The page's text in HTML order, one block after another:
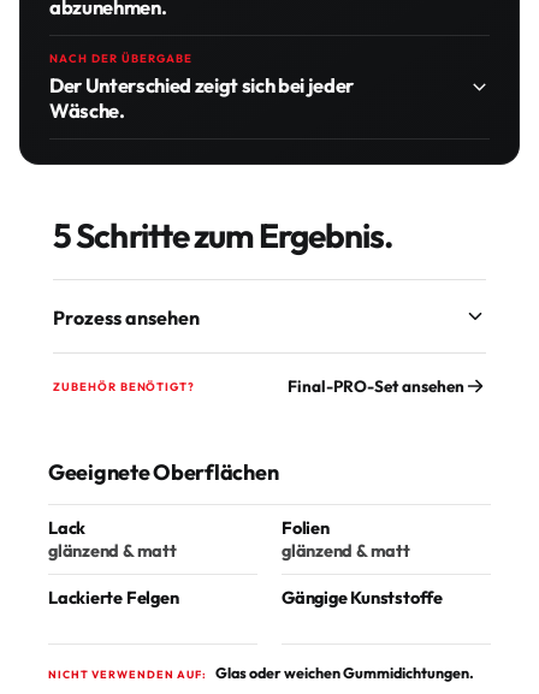
abzunehmen.
NACH DER ÜBERGABE
Der Unterschied zeigt sich bei jeder
Wäsche.
5 Schritte zum Ergebnis.
Prozess ansehen
ZUBEHÖR BENÖTIGT? Final-PRO-Set ansehen
Geeignete Oberflächen
Lack
glänzend & matt
Folien
glänzend & matt
Lackierte Felgen Gängige Kunststoffe
NICHT VERWENDEN AUF: Glas oder weichen Gummidichtungen.